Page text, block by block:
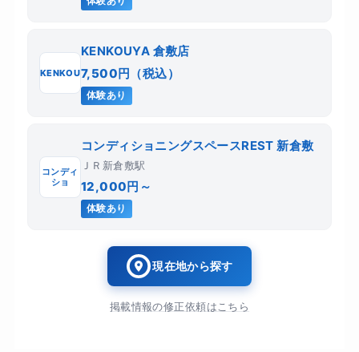
KENKOU
KENKOUYA 倉敷店
7,500円（税込）
体験あり
コンディ
ショ
コンディショニングスペースREST 新倉敷
ＪＲ新倉敷駅
12,000円～
体験あり
現在地から探す
掲載情報の修正依頼はこちら